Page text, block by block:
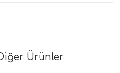
Ürünler